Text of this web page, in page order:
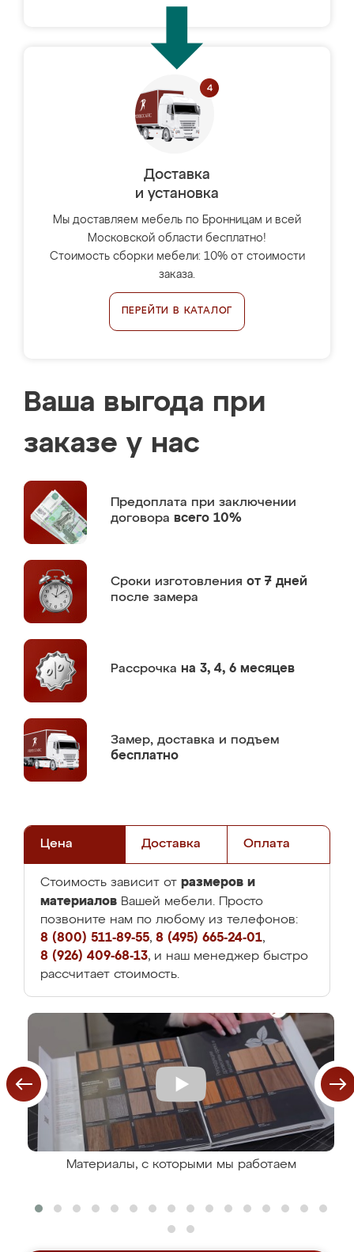
Доставка
и установка
Мы доставляем мебель по Бронницам и всей
Московской области бесплатно!
Стоимость сборки мебели: 10% от стоимости
заказа.
ПЕРЕЙТИ В КАТАЛОГ
Ваша выгода при
заказе у нас
Предоплата при заключении
договора всего 10%
Сроки изготовления от 7 дней
после замера
Рассрочка на 3, 4, 6 месяцев
Замер, доставка и подъем
бесплатно
Цена Доставка Оплата
Стоимость зависит от размеров и
материалов Вашей мебели. Просто
позвоните нам по любому из телефонов:
8 (800) 511-89-55, 8 (495) 665-24-01,
8 (926) 409-68-13, и наш менеджер быстро
рассчитает стоимость.
Материалы, с которыми мы работаем